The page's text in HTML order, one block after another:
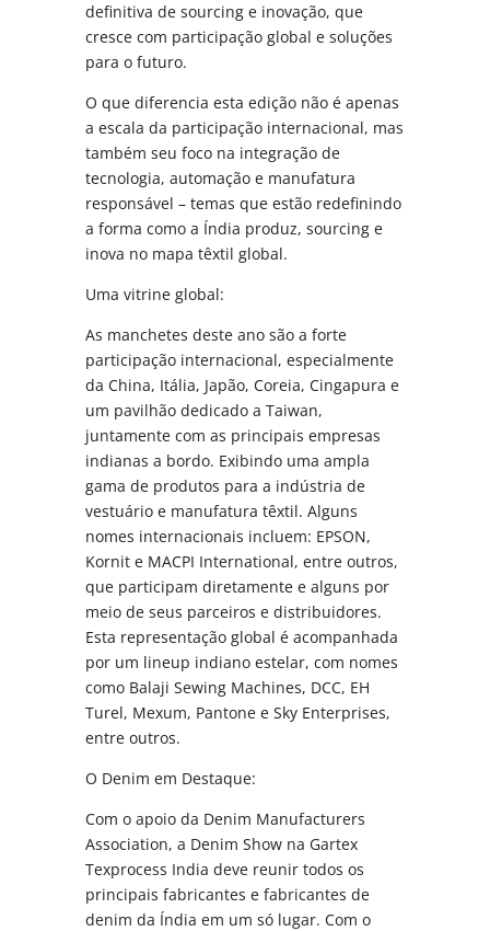
definitiva de sourcing e inovação, que
cresce com participação global e soluções
para o futuro.
O que diferencia esta edição não é apenas
a escala da participação internacional, mas
também seu foco na integração de
tecnologia, automação e manufatura
responsável – temas que estão redefinindo
a forma como a Índia produz, sourcing e
inova no mapa têxtil global.
Uma vitrine global:
As manchetes deste ano são a forte
participação internacional, especialmente
da China, Itália, Japão, Coreia, Cingapura e
um pavilhão dedicado a Taiwan,
juntamente com as principais empresas
indianas a bordo. Exibindo uma ampla
gama de produtos para a indústria de
vestuário e manufatura têxtil. Alguns
nomes internacionais incluem: EPSON,
Kornit e MACPI International, entre outros,
que participam diretamente e alguns por
meio de seus parceiros e distribuidores.
Esta representação global é acompanhada
por um lineup indiano estelar, com nomes
como Balaji Sewing Machines, DCC, EH
Turel, Mexum, Pantone e Sky Enterprises,
entre outros.
O Denim em Destaque:
Com o apoio da Denim Manufacturers
Association, a Denim Show na Gartex
Texprocess India deve reunir todos os
principais fabricantes e fabricantes de
denim da Índia em um só lugar. Com o